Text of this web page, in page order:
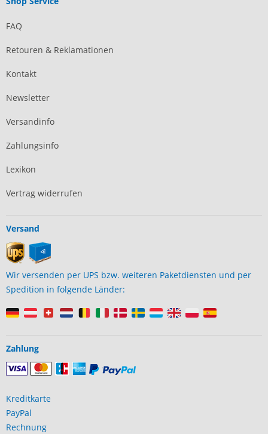
FAQ
Retouren & Reklamationen
Kontakt
Newsletter
Versandinfo
Zahlungsinfo
Lexikon
Vertrag widerrufen
Versand
Wir versenden per UPS bzw. weiteren Paketdiensten und per
Spedition in folgende Länder:
Zahlung
Kreditkarte
PayPal
Rechnung